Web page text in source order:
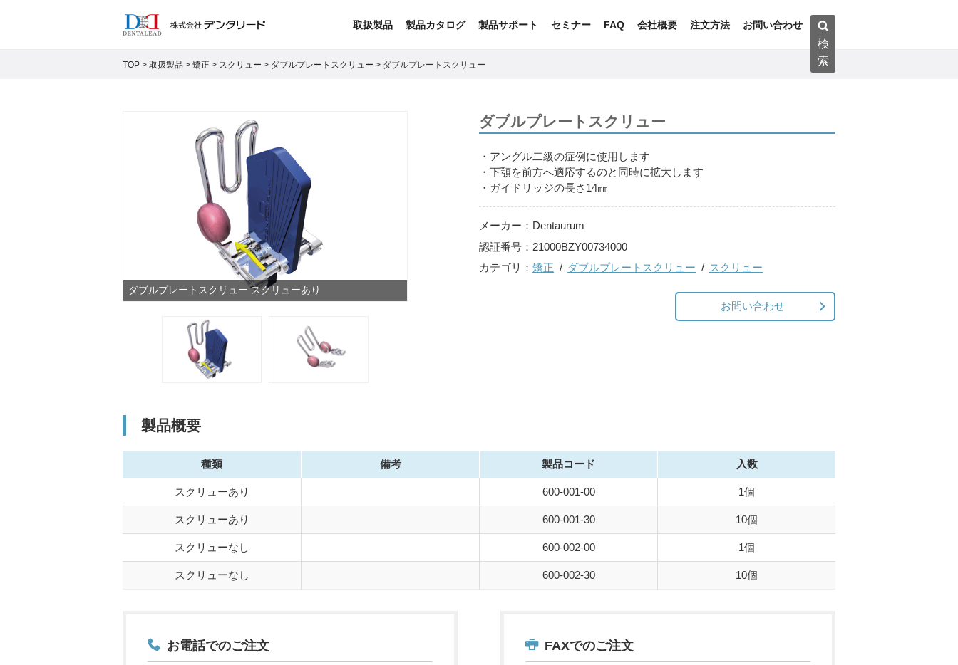
取扱製品 製品カタログ 製品サポート セミナー FAQ 会社概要 注文方法 お問い合わせ
検
索:
検
索
TOP > 取扱製品 > 矯正 > スクリュー > ダブルプレートスクリュー > ダブルプレートスクリュー
ダブルプレートスクリュー
・アングル二級の症例に使用します
・下顎を前方へ適応するのと同時に拡大します
・ガイドリッジの長さ14㎜
メーカー： Dentaurum
認証番号： 21000BZY00734000
カテゴリ： 矯正 ダブルプレートスクリュー スクリュー
お問い合わせ
製品概要
種類 備考 製品コード 入数
スクリューあり 600-001-00 1個
スクリューあり 600-001-30 10個
スクリューなし 600-002-00 1個
スクリューなし 600-002-30 10個
お電話でのご注文 FAXでのご注文